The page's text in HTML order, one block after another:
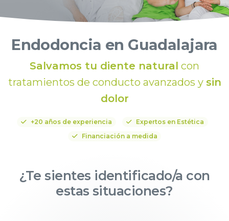
Endodoncia en Guadalajara
Salvamos tu diente natural con
tratamientos de conducto avanzados y sin
dolor
+20 años de experiencia
Expertos en Estética
Financiación a medida
¿Te sientes identificado/a con
estas situaciones?